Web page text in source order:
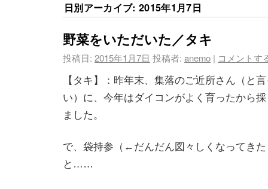
日別アーカイブ: 2015年1月7日
野菜をいただいた／タキ
投稿日: 2015年1月7日 投稿者: anemo | コメントす
【タキ】：昨年末、集落のご近所さん（と
い）に、今年はダイコンがよく育ったから
ました。
で、袋持参（←だんだん図々しくなってき
と……